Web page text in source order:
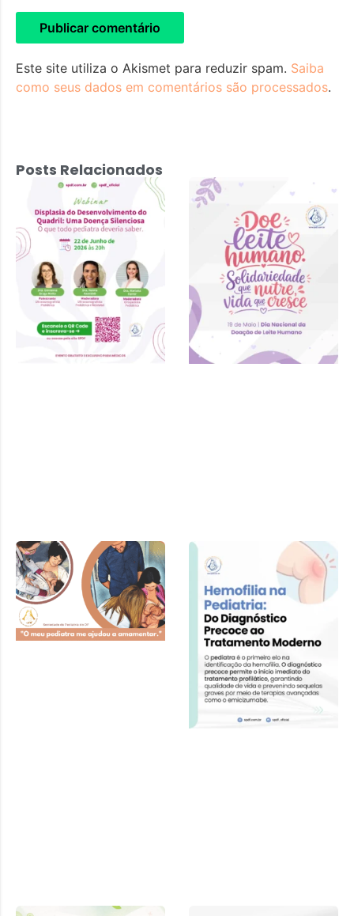
Este site utiliza o Akismet para reduzir spam. Saiba
como seus dados em comentários são processados.
Posts Relacionados
Displasia do
Desenvolvimento
do Quadril: Uma
Silenciosa – 22
de junho 2026 às
Cartilha SPDF –
Pediatra e
Amamentação